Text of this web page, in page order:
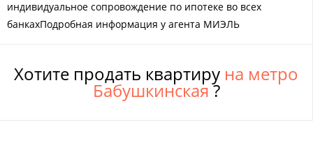
индивидуальное сопровождение по ипотеке во всех
банкахПодробная информация у агента МИЭЛЬ
Хотите продать квартиру на метро
Бабушкинская?